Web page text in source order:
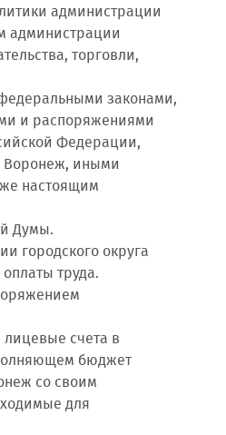
администрации
администрации
торговли,
законами,
и распоряжениями
Федерации,
Воронеж, иными
настоящим
Думы.
городского округа
труда.
счета в
бюджет
со своим
для